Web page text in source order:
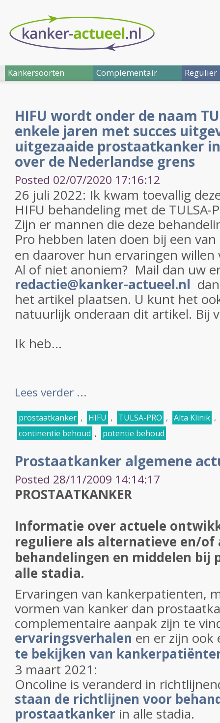
Kankersoorten Complementair Regulier
HIFU wordt onder de naam
enkele jaren met succes
uitgezaaide prostaatkanker
over de Nederlandse grens
Posted 02/07/2020 17:16:12
26 juli 2022: Ik kwam toevallig
HIFU behandeling met de TULSA-
Zijn er mannen die deze
Pro hebben laten doen bij een
en daarover hun ervaringen willen
Al of niet anoniem? Mail dan uw
redactie@kanker-actueel.nl
het artikel plaatsen. U kunt het
natuurlijk onderaan dit artikel. Bij
Ik heb...
Lees verder ...
prostaatkanker , HIFU , TULSA-PRO , Alta Klinik ,
continentie behoud , potentie behoud
Prostaatkanker algemene
Posted 28/11/2009 14:14:17
PROSTAATKANKER
Informatie over actuele
reguliere als alternatieve en/of
behandelingen en middelen
alle stadia.
Ervaringen van kankerpatienten,
vormen van kanker dan
complementaire aanpak zijn te
ervaringsverhalen en er zijn
te bekijken van
3 maart 2021:
Oncoline is veranderd in
staan de richtlijnen voor
prostaatkanker in alle stadia.